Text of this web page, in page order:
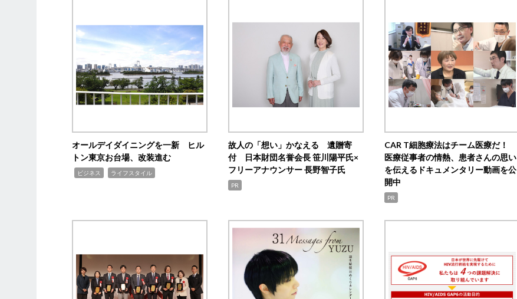
オールデイダイニングを一新 ヒル
トン東京お台場、改装進む
ビジネス ライフスタイル
故人の「想い」かなえる 遺贈寄
付 日本財団名誉会長 笹川陽平氏×
フリーアナウンサー 長野智子氏
PR
CAR T細胞療法はチーム医療だ！
医療従事者の情熱、患者さんの思い
を伝えるドキュメンタリー動画を公
開中
PR